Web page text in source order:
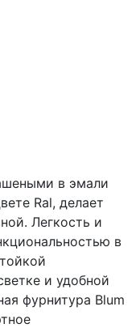
в эмали
Ral, делает
Легкость и
в
и удобной
фурнитура Blum